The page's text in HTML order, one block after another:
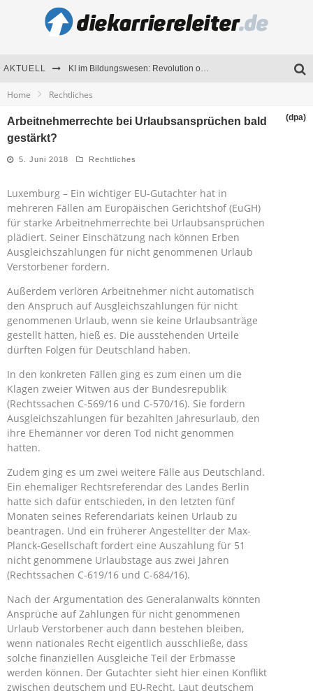
AKTUELL KI im Bildungswesen: Revolution oder Risiko für Schulen und Universitäten?
Seminare als Motivationsmotor – Wie Weiterbildung Mitarbeiter nachhaltig begeistert
Home Rechtliches
Arbeitnehmerrechte bei Urlaubsansprüchen bald
gestärkt?
(dpa)
5. Juni 2018 Rechtliches
Luxemburg – Ein wichtiger EU-Gutachter hat in
mehreren Fällen am Europäischen Gerichtshof (EuGH)
für starke Arbeitnehmerrechte bei Urlaubsansprüchen
plädiert. Seiner Einschätzung nach können Erben
Ausgleichszahlungen für nicht genommenen Urlaub
Verstorbener fordern.
Außerdem verlören Arbeitnehmer nicht automatisch
den Anspruch auf Ausgleichszahlungen für nicht
genommenen Urlaub, wenn sie keine Urlaubsanträge
gestellt hätten, hieß es. Die ausstehenden Urteile
dürften Folgen für Deutschland haben.
In den konkreten Fällen ging es zum einen um die
Klagen zweier Witwen aus der Bundesrepublik
(Rechtssachen C-569/16 und C-570/16). Sie fordern
Ausgleichszahlungen für bezahlten Jahresurlaub, den
ihre Ehemänner vor deren Tod nicht genommen
hatten.
Zudem ging es um zwei weitere Fälle aus Deutschland.
Ein ehemaliger Rechtsreferendar des Landes Berlin
hatte sich dafür entschieden, in den letzten fünf
Monaten seines Referendariats keinen Urlaub zu
beantragen. Und ein früherer Angestellter der Max-
Planck-Gesellschaft fordert eine Auszahlung für 51
nicht genommene Urlaubstage aus zwei Jahren
(Rechtssachen C-619/16 und C-684/16).
Nach der Argumentation des Generalanwalts könnten
Ansprüche auf Zahlungen für nicht genommenen
Urlaub Verstorbener auch dann bestehen bleiben,
wenn nationales Recht eigentlich ausschließe, dass
solche finanziellen Ausgleiche Teil der Erbmasse
werden können. Der Gutachter sieht hier einen Konflikt
zwischen deutschem und EU-Recht. Laut deutschem